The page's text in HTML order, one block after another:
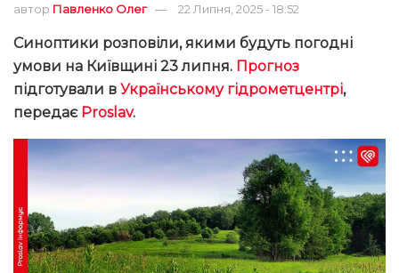
автор Павленко Олег 22 Липня, 2025 - 18:52
Синоптики розповіли, якими будуть погодні
умови на Київщині 23 липня. Прогноз
підготували в Українському гідрометцентрі,
передає Proslav.